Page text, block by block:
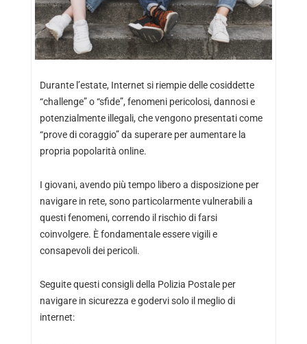
Durante l’estate, Internet si riempie delle cosiddette
“challenge” o “sfide”, fenomeni pericolosi, dannosi e
potenzialmente illegali, che vengono presentati come
“prove di coraggio” da superare per aumentare la
propria popolarità online.
I giovani, avendo più tempo libero a disposizione per
navigare in rete, sono particolarmente vulnerabili a
questi fenomeni, correndo il rischio di farsi
coinvolgere. È fondamentale essere vigili e
consapevoli dei pericoli.
Seguite questi consigli della Polizia Postale per
navigare in sicurezza e godervi solo il meglio di
internet: